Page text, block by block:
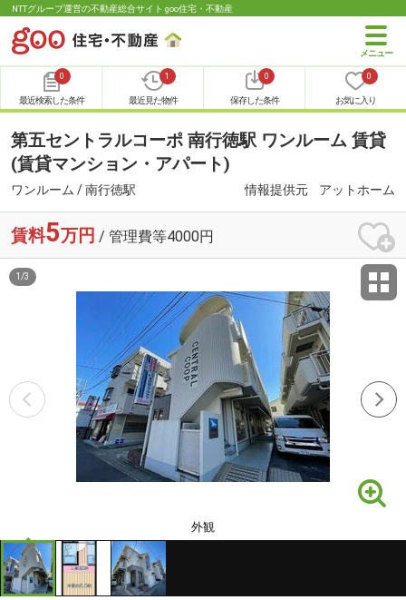
NTTグループ運営の不動産総合サイト goo住宅・不動産
0
最近検索した条件
1
最近見た物件
0
保存した条件
0
お気に入り
第五セントラルコーポ 南行徳駅 ワンルーム 賃貸
(賃貸マンション・アパート)
ワンルーム / 南行徳駅 情報提供元 アットホーム
賃料5万円 / 管理費等4000円
外観
1 /3